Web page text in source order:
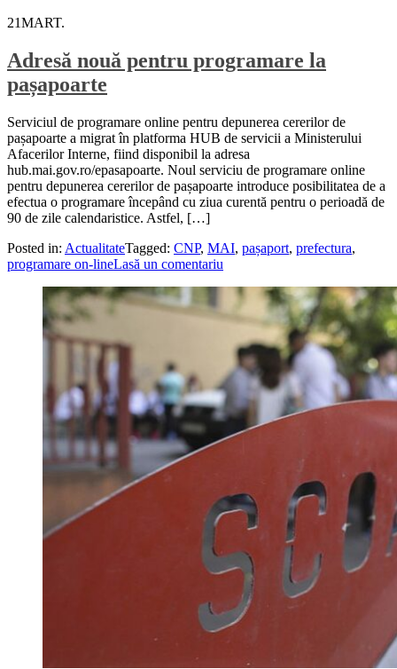
21MART.
Adresă nouă pentru programare la
pașapoarte
Serviciul de programare online pentru depunerea cererilor de
pașapoarte a migrat în platforma HUB de servicii a Ministerului
Afacerilor Interne, fiind disponibil la adresa
hub.mai.gov.ro/epasapoarte. Noul serviciu de programare online
pentru depunerea cererilor de pașapoarte introduce posibilitatea de a
efectua o programare începând cu ziua curentă pentru o perioadă de
90 de zile calendaristice. Astfel, […]
Posted in: ActualitateTagged: CNP, MAI, pașaport, prefectura,
programare on-lineLasă un comentariu